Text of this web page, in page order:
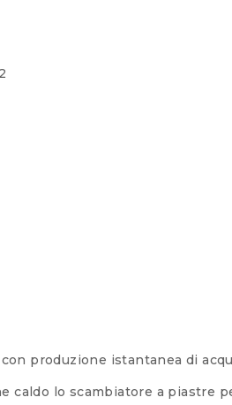
produzione istantanea di
caldo lo scambiatore a piastre